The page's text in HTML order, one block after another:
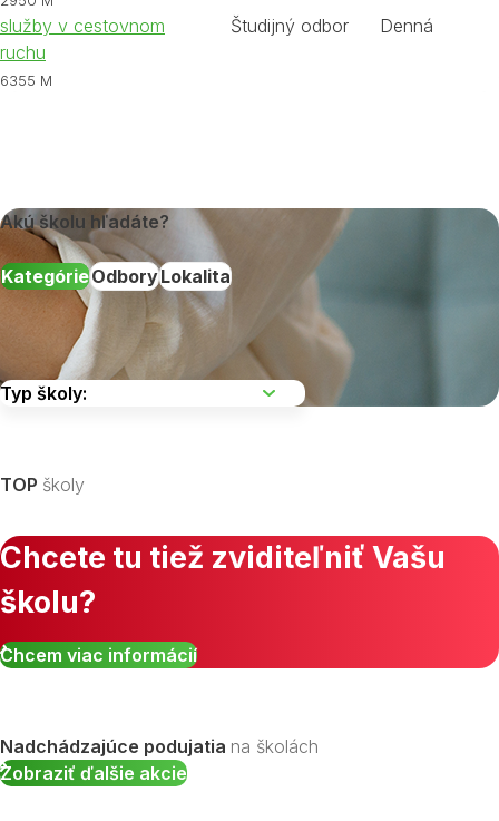
služby v cestovnom
ruchu
6355 M
Študijný odbor Denná
Akú školu hľadáte?
KategórieOdboryLokalita
Zobraziť všetky študijné odbory »
TOP školy
Chcete tu tiež zviditeľniť Vašu
školu?
Chcem viac informácií
Nadchádzajúce podujatia na školách
Zobraziť ďalšie akcie